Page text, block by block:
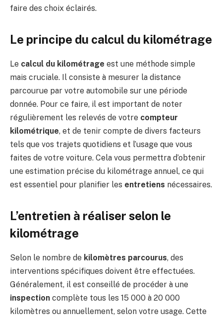
faire des choix éclairés.
Le principe du calcul du kilométrage
Le calcul du kilométrage est une méthode simple
mais cruciale. Il consiste à mesurer la distance
parcourue par votre automobile sur une période
donnée. Pour ce faire, il est important de noter
régulièrement les relevés de votre compteur
kilométrique, et de tenir compte de divers facteurs
tels que vos trajets quotidiens et l’usage que vous
faites de votre voiture. Cela vous permettra d’obtenir
une estimation précise du kilométrage annuel, ce qui
est essentiel pour planifier les entretiens nécessaires.
L’entretien à réaliser selon le
kilométrage
Selon le nombre de kilomètres parcourus, des
interventions spécifiques doivent être effectuées.
Généralement, il est conseillé de procéder à une
inspection complète tous les 15 000 à 20 000
kilomètres ou annuellement, selon votre usage. Cette